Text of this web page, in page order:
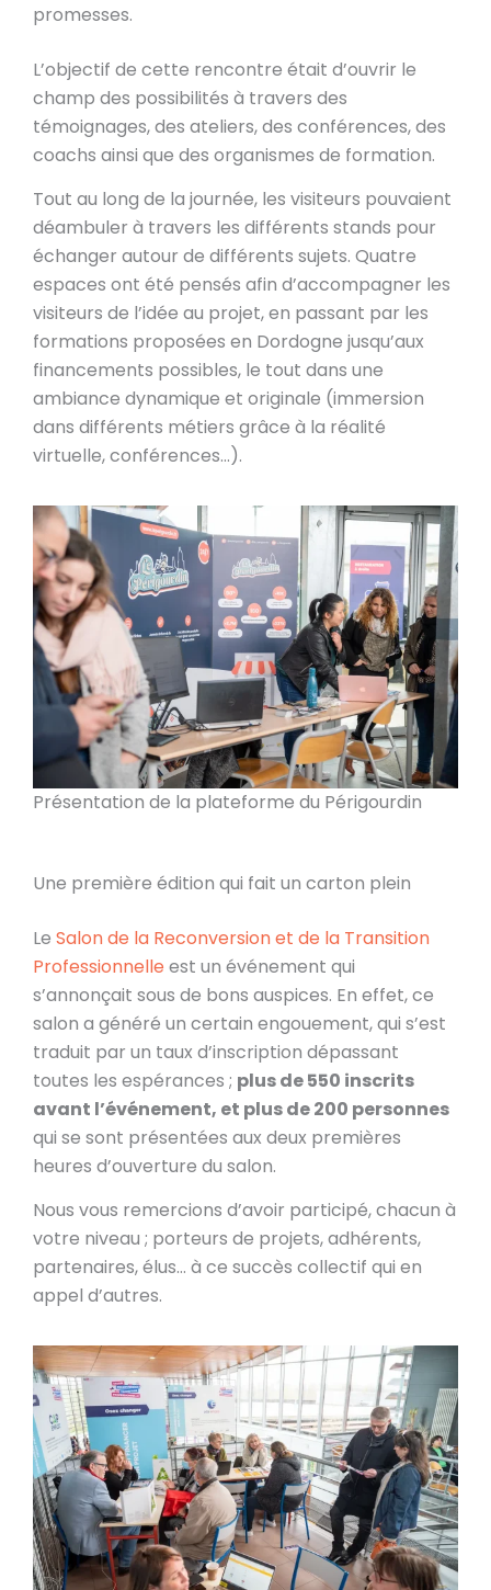
promesses.
L’objectif de cette rencontre était d’ouvrir le
champ des possibilités à travers des
témoignages, des ateliers, des conférences, des
coachs ainsi que des organismes de formation.
Tout au long de la journée, les visiteurs pouvaient
déambuler à travers les différents stands pour
échanger autour de différents sujets. Quatre
espaces ont été pensés afin d’accompagner les
visiteurs de l’idée au projet, en passant par les
formations proposées en Dordogne jusqu’aux
financements possibles, le tout dans une
ambiance dynamique et originale (immersion
dans différents métiers grâce à la réalité
virtuelle, conférences…).
Présentation de la plateforme du Périgourdin
Une première édition qui fait un carton plein
Le Salon de la Reconversion et de la Transition
Professionnelle est un événement qui
s’annonçait sous de bons auspices. En effet, ce
salon a généré un certain engouement, qui s’est
traduit par un taux d’inscription dépassant
toutes les espérances ; plus de 550 inscrits
avant l’événement, et plus de 200 personnes
qui se sont présentées aux deux premières
heures d’ouverture du salon.
Nous vous remercions d’avoir participé, chacun à
votre niveau ; porteurs de projets, adhérents,
partenaires, élus… à ce succès collectif qui en
appel d’autres.